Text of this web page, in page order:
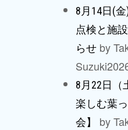
8月14日(
点検と施
らせ by
Suzuki
8月22日
楽しむ葉
会】
by